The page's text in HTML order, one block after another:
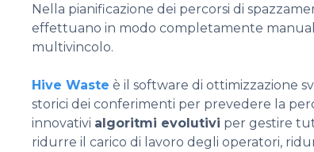
Nella pianificazione dei percorsi di
effettuano in modo completamente
multivincolo.
Hive Waste è il software di ottimizzazione
storici dei conferimenti per prevedere la
innovativi algoritmi evolutivi per gestire
ridurre il carico di lavoro degli operatori,